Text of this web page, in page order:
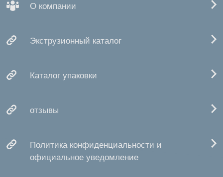
О компании
Экструзионный каталог
Каталог упаковки
отзывы
Политика конфиденциальности и
официальное уведомление